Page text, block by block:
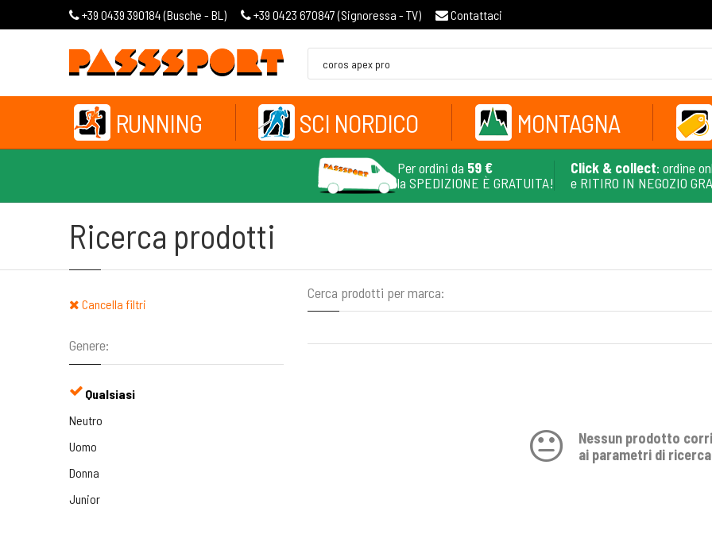
+39 0439 390184 (Busche - BL ) +39 0423 670847 (Signoressa - TV) Contattaci
RUNNING SCI NORDICO MONTAGNA
Per ordini da 59 €
la SPEDIZIONE È GRATUITA!
Click & collect: ordine
e RITIRO IN NEGOZIO
Ricerca prodotti
Cancella filtri
Genere:
Qualsiasi
Neutro
Uomo
Donna
Junior
Cerca prodotti per marca:
Nessun prodotto
ai parametri di